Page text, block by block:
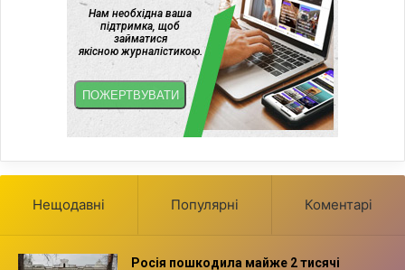
Нещодавні Популярні Коментарі
Росія пошкодила майже 2 тисячі